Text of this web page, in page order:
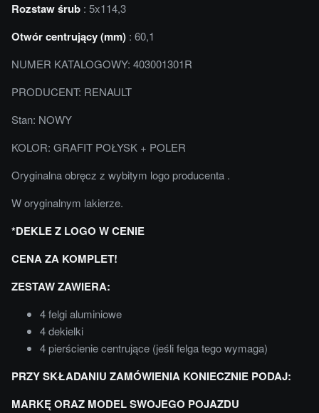
Rozstaw śrub : 5x114,3
Otwór centrujący (mm) : 60,1
NUMER KATALOGOWY: 403001301R
PRODUCENT: RENAULT
Stan: NOWY
KOLOR: GRAFIT POŁYSK + POLER
Oryginalna obręcz z wybitym logo producenta .
W oryginalnym lakierze.
*DEKLE Z LOGO W CENIE
CENA ZA KOMPLET!
ZESTAW ZAWIERA:
4 felgi aluminiowe
4 dekielki
4 pierścienie centrujące (jeśli felga tego wymaga)
PRZY SKŁADANIU ZAMÓWIENIA KONIECZNIE PODAJ:
MARKĘ ORAZ MODEL SWOJEGO POJAZDU